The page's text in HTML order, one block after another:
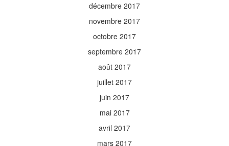
décembre 2017
novembre 2017
octobre 2017
septembre 2017
août 2017
juillet 2017
juin 2017
mai 2017
avril 2017
mars 2017